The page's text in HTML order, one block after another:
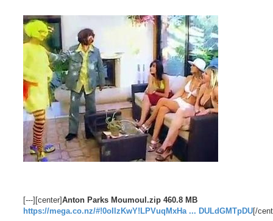
[---][center]Anton Parks Moumoul.zip 460.8 MB
https://mega.co.nz/#!0oIlzKwY!LPVuqMxHa ... DULdGMTpDU[/